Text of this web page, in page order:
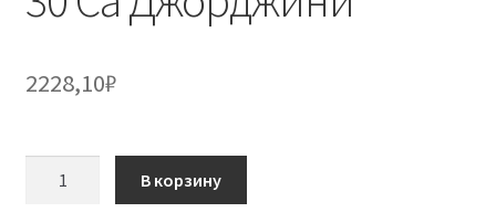
2228,10₽
В корзину